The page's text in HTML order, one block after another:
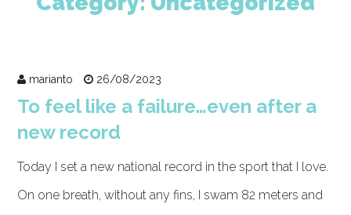
marianto 26/08/2023
To feel like a failure…even after a
new record
Today I set a new national record in the sport that I love.
On one breath, without any fins, I swam 82 meters and